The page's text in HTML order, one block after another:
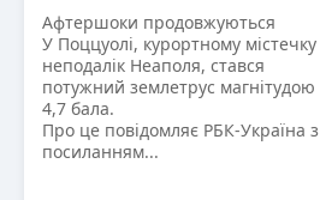
Афтершоки продовжуються
У Поццуолі, курортному містечку
неподалік Неаполя, стався
потужний землетрус магнітудою
4,7 бала.
Про це повідомляє РБК-Україна з
посиланням...